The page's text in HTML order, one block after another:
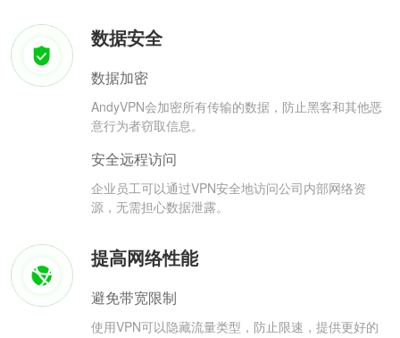
数据安全
数据加密
AndyVPN会加密所有传输的数据，防止黑客和其他恶
意行为者窃取信息。
安全远程访问
企业员工可以通过VPN安全地访问公司内部网络资
源，无需担心数据泄露。
提高网络性能
避免带宽限制
使用VPN可以隐藏流量类型，防止限速，提供更好的